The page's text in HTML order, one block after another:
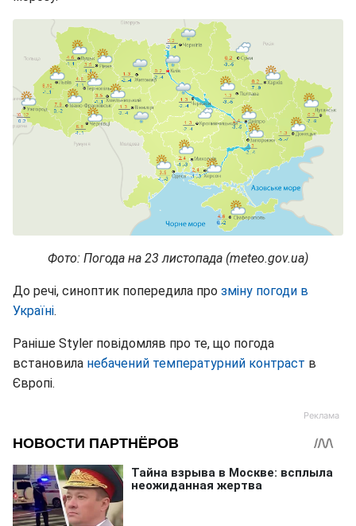
Фото: Погода на 23 листопада (meteo.gov.ua)
До речі, синоптик попередила про зміну погоди в
Україні.
Раніше Styler повідомляв про те, що погода
встановила небачений температурний контраст в
Європі.